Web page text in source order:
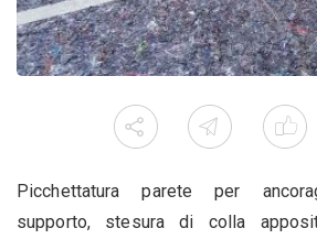
Picchettatura parete per
supporto, stesura di colla